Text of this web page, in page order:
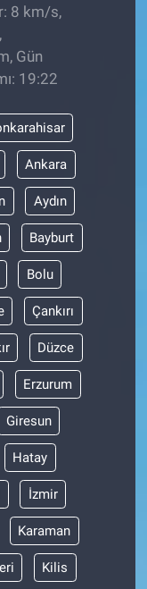
8 km/s,
Gün
19:22
Ankara
Aydın
Bayburt
Bolu
Çankırı
Düzce
Erzurum
Giresun
Hatay
İzmir
Karaman
Kilis